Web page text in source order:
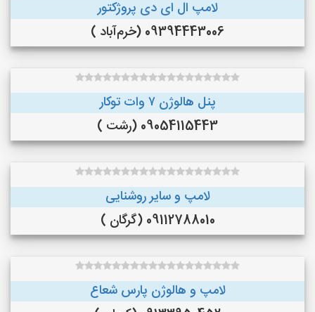
لامپ ال ای دی پروژکتور
09394443006 (خرم‌آباد )
پنل هالوژن ۷ وات توکار
09054115443 (رشت )
لامپ و سایر روشنایی
09112788010 (گرگان )
لامپ و هالوژن پارس شعاع